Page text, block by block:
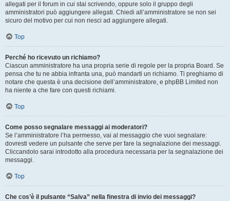
allegati per il forum in cui stai scrivendo, oppure solo il gruppo degli
amministratori può aggiungere allegati. Chiedi all’amministratore se non sei
sicuro del motivo per cui non riesci ad aggiungere allegati.
Top
Perché ho ricevuto un richiamo?
Ciascun amministratore ha una propria serie di regole per la propria Board. Se
pensa che tu ne abbia infranta una, può mandarti un richiamo. Ti preghiamo di
notare che questa è una decisione dell’amministratore, e phpBB Limited non
ha niente a che fare con questi richiami.
Top
Come posso segnalare messaggi ai moderatori?
Se l’amministratore l’ha permesso, vai al messaggio che vuoi segnalare:
dovresti vedere un pulsante che serve per fare la segnalazione dei messaggi.
Cliccandolo sarai introdotto alla procedura necessaria per la segnalazione dei
messaggi.
Top
Che cos’è il pulsante “Salva” nella finestra di invio dei messaggi?